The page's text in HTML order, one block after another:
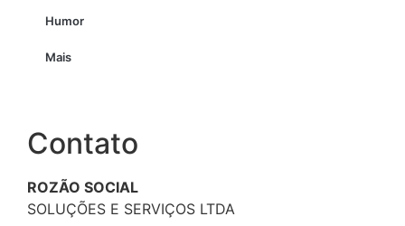
Humor
Mais
Contato
ROZÃO SOCIAL
SOLUÇÕES E SERVIÇOS LTDA